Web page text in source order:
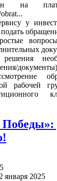
на
у
рабочей
января 2025